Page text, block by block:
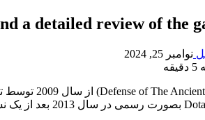
a detailed review of the
نوامبر 25, 2024
Defense of The